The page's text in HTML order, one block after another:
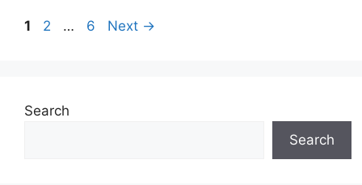
1 2 … 6 Next →
Search
Search